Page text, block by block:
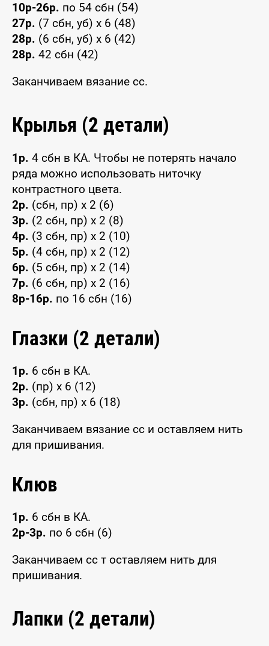
10р-26р. по 54 сбн (54)
27р. (7 сбн, уб) x 6 (48)
28р. (6 сбн, уб) x 6 (42)
28р. 42 сбн (42)
Заканчиваем вязание сс.
Крылья (2 детали)
1р. 4 сбн в КА. Чтобы не потерять начало
ряда можно использовать ниточку
контрастного цвета.
2р. (сбн, пр) x 2 (6)
3р. (2 сбн, пр) x 2 (8)
4р. (3 сбн, пр) x 2 (10)
5р. (4 сбн, пр) x 2 (12)
6р. (5 сбн, пр) x 2 (14)
7р. (6 сбн, пр) x 2 (16)
8р-16р. по 16 сбн (16)
Глазки (2 детали)
1р. 6 сбн в КА.
2р. (пр) x 6 (12)
3р. (сбн, пр) x 6 (18)
Заканчиваем вязание сс и оставляем нить
для пришивания.
Клюв
1р. 6 сбн в КА.
2р-3р. по 6 сбн (6)
Заканчиваем сс т оставляем нить для
пришивания.
Лапки (2 детали)